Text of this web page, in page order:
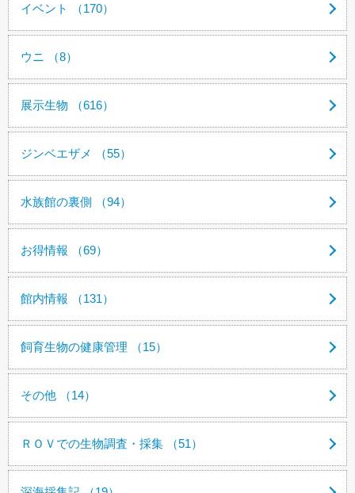
イベント （170）
ウニ （8）
展示生物 （616）
ジンベエザメ （55）
水族館の裏側 （94）
お得情報 （69）
館内情報 （131）
飼育生物の健康管理 （15）
その他 （14）
ＲＯＶでの生物調査・採集 （51）